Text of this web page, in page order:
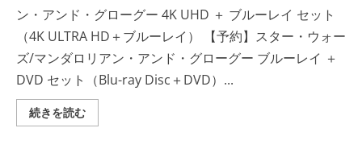
DVD）
（ブ
ル
ー
レ
イ
デ
ィ
ス
ン・アンド・グローグー 4K UHD ＋ ブルーレイ セット
（4K ULTRA HD＋ブルーレイ） 【予約】スター・ウォー
ズ/マンダロリアン・アンド・グローグー ブルーレイ ＋
DVD セット（Blu-ray Disc＋DVD）...
続きを読むス
タ